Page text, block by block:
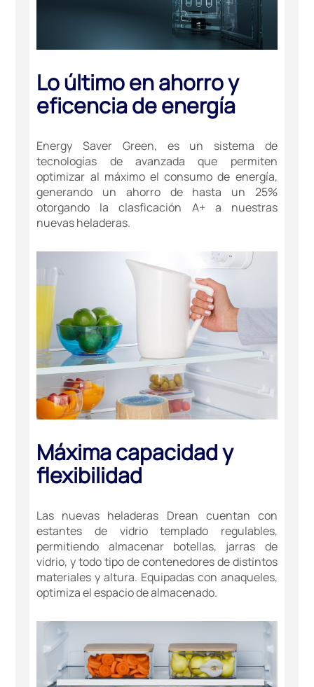
Lo último en ahorro y
eficencia de energía
Energy Saver Green, es un sistema de
tecnologías de avanzada que permiten
optimizar al máximo el consumo de energía,
generando un ahorro de hasta un 25%
otorgando la clasficación A+ a nuestras
nuevas heladeras.
Máxima capacidad y
flexibilidad
Las nuevas heladeras Drean cuentan con
estantes de vidrio templado regulables,
permitiendo almacenar botellas, jarras de
vidrio, y todo tipo de contenedores de distintos
materiales y altura. Equipadas con anaqueles,
optimiza el espacio de almacenado.